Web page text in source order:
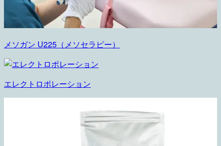
メソガン U225（メソセラピー）
エレクトロポレーション